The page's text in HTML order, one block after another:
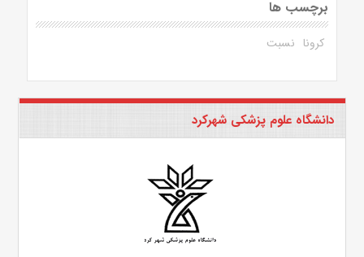
برچسب ها
کرونا نسبت
دانشگاه علوم پزشکی شهرکرد